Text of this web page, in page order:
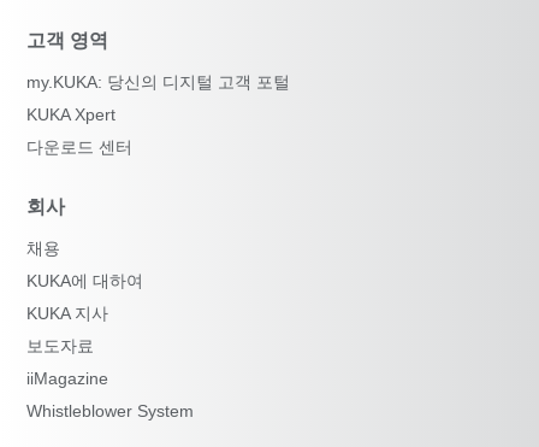
고객 영역
my.KUKA: 당신의 디지털 고객 포털
KUKA Xpert
다운로드 센터
회사
채용
KUKA에 대하여
KUKA 지사
보도자료
iiMagazine
Whistleblower System